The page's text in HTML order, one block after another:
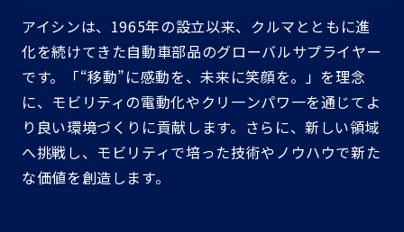
アイシンは、1965年の設立以来、クルマとともに進
化を続けてきた自動車部品のグローバルサプライヤー
です。「“移動”に感動を、未来に笑顔を。」を理念
に、モビリティの電動化やクリ一ンパワ一を通じてよ
り良い環境づくりに貢献します。さらに、新しい領域
へ挑戦し、モビリティで培った技術やノウハウで新た
な価値を創造します。